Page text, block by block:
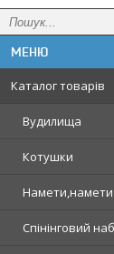
Каталог товарів
Вудилища
Котушки
Намети,намети
Спінінговий